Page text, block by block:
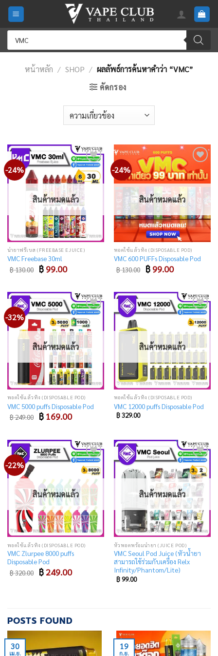
Skip
content
Products
search
หน้าหลัก / SHOP / ผลลัพธ์การค้นหาคำว่า “VMC”
คัดกรอง
-24%
Add
to
wishlist
สินค้าหมดแล้ว
น้ำยาฟรีเบส (FREEBASE EJUICE)
VMC Freebase 30ml
฿130.00 Original
price
฿ 99.00Current
price
-24%
Add
to
wishlist
สินค้าหมดแล้ว
พอตใช้แล้วทิ้ง (DISPOSABLE POD)
VMC 600 PUFFs Disposable Pod
฿130.00 Original
price
฿ 99.00Current
price
-32%
Add
to
wishlist
สินค้าหมดแล้ว
พอตใช้แล้วทิ้ง (DISPOSABLE POD)
VMC 5000 puffs Disposable Pod
฿249.00 Original
price
฿ 169.00Current
price
Add
to
สินค้าหมดแล้ว
พอตใช้แล้วทิ้ง (DISPOSABLE POD)
VMC 12000 puffs Disposable Pod
฿329.00
-22%
Add
to
wishlist
สินค้าหมดแล้ว
พอตใช้แล้วทิ้ง (DISPOSABLE POD)
VMC Zlurpee 8000 puffs
Disposable Pod
฿320.00 Original
price
฿249.00Current
price
Add
to
wishlist
สินค้าหมดแล้ว
หัวพอตพร้อมน้ำยา (JUICE POD)
VMC Seoul Pod Juice (หัวน้ำยา
สามารถใช้ร่วมกับเครื่อง Relx
Infinity/Phantom/Lite)
฿99.00
POSTS FOUND
30
เม.ย.
19
ก.ย.